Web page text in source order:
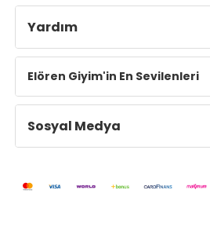
Yardım
Elören Giyim'in En Sevilenleri
Sosyal Medya